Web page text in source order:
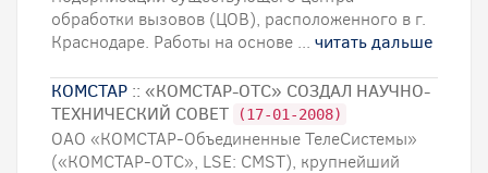
обработки вызовов (ЦОВ), расположенного в г.
Краснодаре. Работы на основе ... читать дальше
КОМСТАР :: «КОМСТАР-ОТС» СОЗДАЛ НАУЧНО-
ТЕХНИЧЕСКИЙ СОВЕТ
(17-01-2008)
ОАО «КОМСТАР-Объединенные ТелеСистемы»
(«КОМСТАР-ОТС», LSE: CMST), крупнейший